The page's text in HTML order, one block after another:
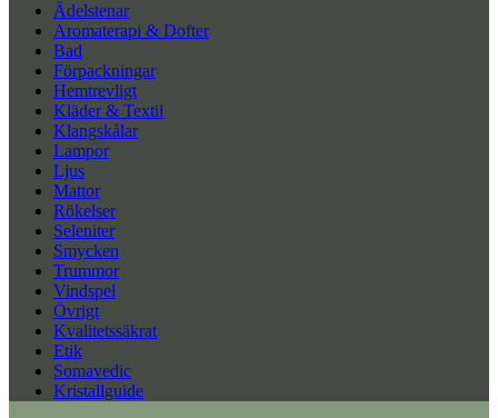
Ädelstenar
Aromaterapi & Dofter
Bad
Förpackningar
Hemtrevligt
Kläder & Textil
Klangskålar
Lampor
Ljus
Mattor
Rökelser
Seleniter
Smycken
Trummor
Vindspel
Övrigt
Kvalitetssäkrat
Etik
Somavedic
Kristallguide